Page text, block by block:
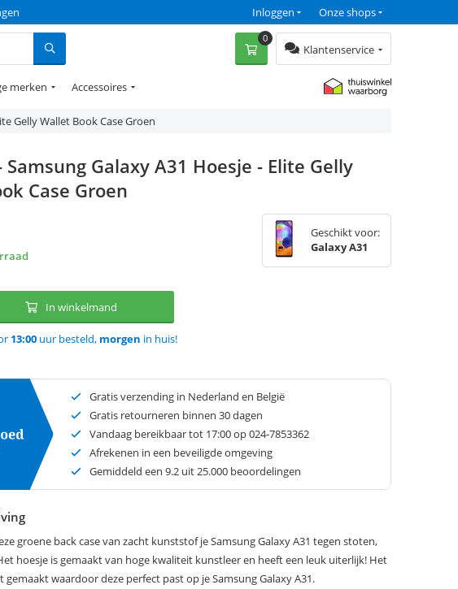
Onze shops
Inloggen
Klantenservice
0
merken Accessoires
Gelly Wallet Book Case Groen
Samsung Galaxy A31 Hoesje - Elite Gelly
Case Groen
Geschikt voor:
Galaxy A31
In winkelmand
13:00 uur besteld, morgen in huis!
Gratis verzending in Nederland en België
Gratis retourneren binnen 30 dagen
Vandaag bereikbaar tot 17:00 op 024-7853362
Afrekenen in een beveiligde omgeving
Gemiddeld een 9.2 uit 25.000 beoordelingen
groene back case van zacht kunststof je Samsung Galaxy A31 tegen stoten,
hoesje is gemaakt van hoge kwaliteit kunstleer en heeft een leuk uiterlijk! Het
gemaakt waardoor deze perfect past op je Samsung Galaxy A31.